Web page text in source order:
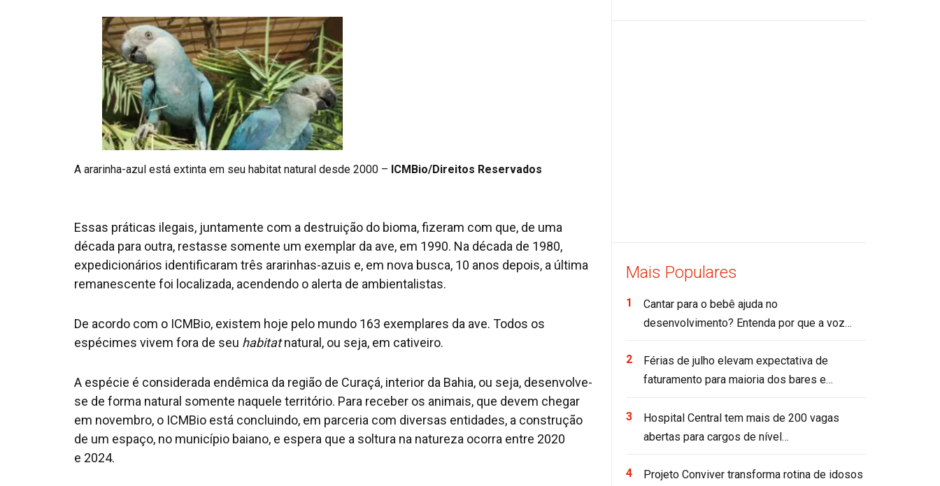
A ararinha-azul está extinta em seu habitat natural desde 2000 – ICMBio/Direitos Reservados
Essas práticas ilegais, juntamente com a destruição do bioma, fizeram com que, de uma
década para outra, restasse somente um exemplar da ave, em 1990. Na década de 1980,
expedicionários identificaram três ararinhas-azuis e, em nova busca, 10 anos depois, a última
remanescente foi localizada, acendendo o alerta de ambientalistas.
De acordo com o ICMBio, existem hoje pelo mundo 163 exemplares da ave. Todos os
espécimes vivem fora de seu habitatnatural, ou seja, em cativeiro.
A espécie é considerada endêmica da região de Curaçá, interior da Bahia, ou seja, desenvolve-
se de forma natural somente naquele território. Para receber os animais, que devem chegar
em novembro, o ICMBio está concluindo, em parceria com diversas entidades, a construção
de um espaço, no município baiano, e espera que a soltura na natureza ocorra entre 2020
e 2024.
Mais Populares
Cantar para o bebê ajuda no
desenvolvimento? Entenda por que a voz…
Férias de julho elevam expectativa de
faturamento para maioria dos bares e…
Hospital Central tem mais de 200 vagas
abertas para cargos de nível…
Projeto Conviver transforma rotina de idosos